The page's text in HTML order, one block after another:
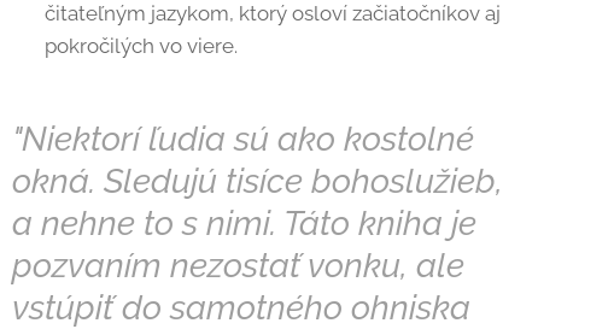
čitateľným jazykom, ktorý osloví začiatočníkov aj
pokročilých vo viere.
"Niektorí ľudia sú ako kostolné
okná. Sledujú tisíce bohoslužieb,
a nehne to s nimi. Táto kniha je
pozvaním nezostať vonku, ale
vstúpiť do samotného ohniska